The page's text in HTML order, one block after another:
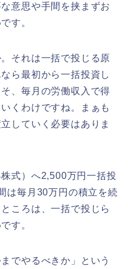
意思や手間を挟まずお
す。
それは一括で投じる原
ら最初から一括投資し
、毎月の労働収入で得
くわけですね。まぁも
していく必要はありま
株式）へ2,500万円一括投
は毎月30万円の積立を続
ころは、一括で投じら
す。
でやるべきか」という